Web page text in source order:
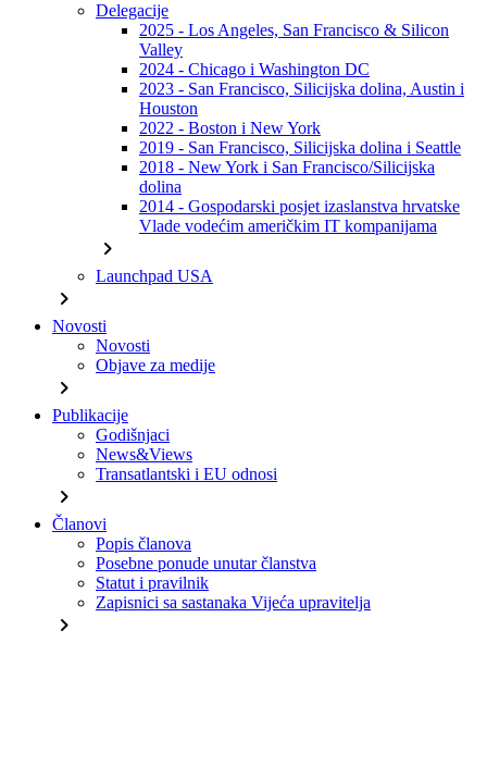
Delegacije
2025 - Los Angeles, San Francisco & Silicon
Valley
2024 - Chicago i Washington DC
2023 - San Francisco, Silicijska dolina, Austin i
Houston
2022 - Boston i New York
2019 - San Francisco, Silicijska dolina i Seattle
2018 - New York i San Francisco/Silicijska
dolina
2014 - Gospodarski posjet izaslanstva hrvatske
Vlade vodećim američkim IT kompanijama
chevron_right
Launchpad USA
chevron_right
Novosti
Novosti
Objave za medije
chevron_right
Publikacije
Godišnjaci
News&Views
Transatlantski i EU odnosi
chevron_right
Članovi
Popis članova
Posebne ponude unutar članstva
Statut i pravilnik
Zapisnici sa sastanaka Vijeća upravitelja
chevron_right